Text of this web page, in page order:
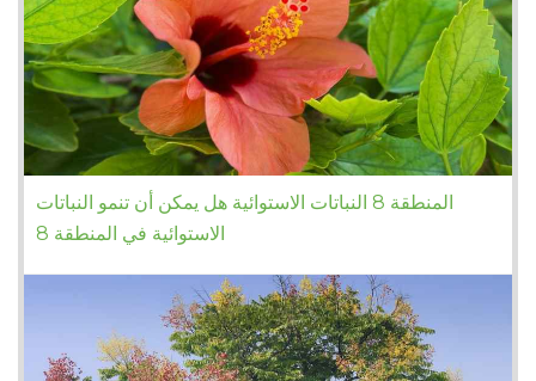
المنطقة 8 النباتات الاستوائية هل يمكن أن تنمو النباتات
الاستوائية في المنطقة 8